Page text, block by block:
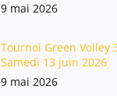
9 mai 2026
Tournoi Green Volley
Samedi 13 juin 2026
9 mai 2026